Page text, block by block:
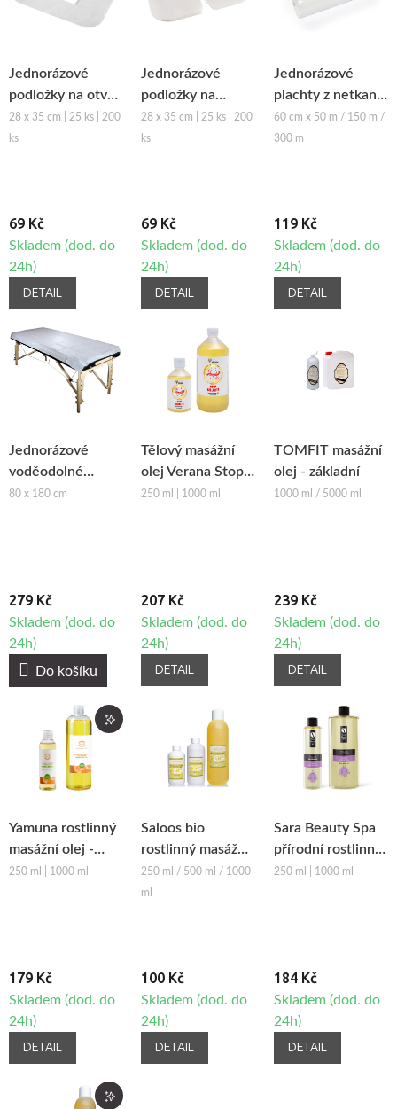
Jednorázové
podložky na otvor
obličeje z netkané
textilie Fabulo
28 x 35 cm | 25 ks | 200
ks
69 Kč
Skladem (dod. do
24h)
DETAIL
Jednorázové
podložky na
podhlavník z
netkané textilie
28 x 35 cm | 25 ks | 200
ks
69 Kč
Skladem (dod. do
24h)
DETAIL
Jednorázové
plachty z netkané
textilie Fabulo v
roli, 60cm
60 cm x 50 m / 150 m /
300 m
119 Kč
Skladem (dod. do
24h)
DETAIL
Jednorázové
voděodolné
plachty Fabulo,
80 x 180 cm
279 Kč
Skladem (dod. do
24h)
Do košíku
Tělový masážní
olej Verana Stop
Celulitidě
250 ml | 1000 ml
207 Kč
Skladem (dod. do
24h)
DETAIL
TOMFIT masážní
olej - základní
1000 ml / 5000 ml
239 Kč
Skladem (dod. do
24h)
DETAIL
Yamuna rostlinný
masážní olej -
Pomeranč-
250 ml | 1000 ml
179 Kč
Skladem (dod. do
24h)
DETAIL
Saloos bio
rostlinný masážní
olej -
SLUNEČNICOVÝ
250 ml / 500 ml / 1000
ml
100 Kč
Skladem (dod. do
24h)
DETAIL
Sara Beauty Spa
přírodní rostlinný
masážní olej -
250 ml | 1000 ml
184 Kč
Skladem (dod. do
24h)
DETAIL